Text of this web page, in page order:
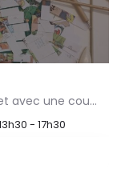
Venez confectionner votre propre carnet avec une couverture tissée faite à partir de planches de bandes…
- 17h30